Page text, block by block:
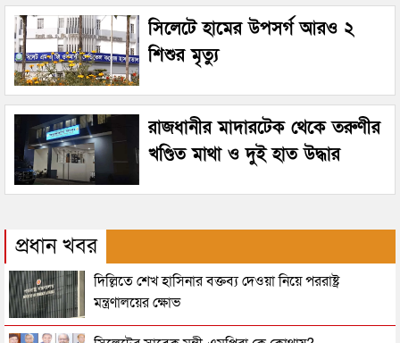
সিলেটে হামের উপসর্গ আরও ২
শিশুর মৃত্যু
রাজধানীর মাদারটেক থেকে তরুণীর
খণ্ডিত মাথা ও দুই হাত উদ্ধার
প্রধান খবর
দিল্লিতে শেখ হাসিনার বক্তব্য দেওয়া নিয়ে পররাষ্ট্র
মন্ত্রণালয়ের ক্ষোভ